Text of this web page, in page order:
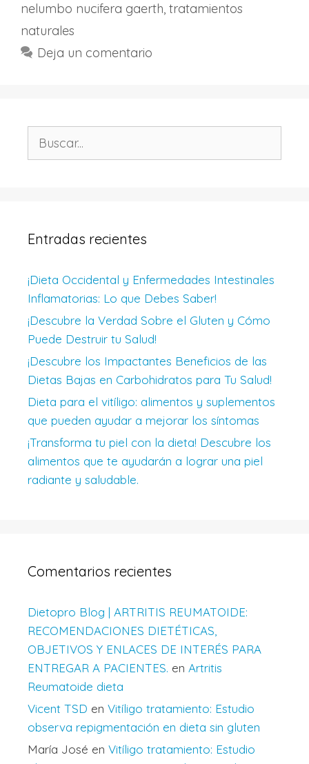
nelumbo nucifera gaerth, tratamientos
naturales
Deja un comentario
Buscar:
Entradas recientes
¡Dieta Occidental y Enfermedades Intestinales
Inflamatorias: Lo que Debes Saber!
¡Descubre la Verdad Sobre el Gluten y Cómo
Puede Destruir tu Salud!
¡Descubre los Impactantes Beneficios de las
Dietas Bajas en Carbohidratos para Tu Salud!
Dieta para el vitíligo: alimentos y suplementos
que pueden ayudar a mejorar los síntomas
¡Transforma tu piel con la dieta! Descubre los
alimentos que te ayudarán a lograr una piel
radiante y saludable.
Comentarios recientes
Dietopro Blog | ARTRITIS REUMATOIDE:
RECOMENDACIONES DIETÉTICAS,
OBJETIVOS Y ENLACES DE INTERÉS PARA
ENTREGAR A PACIENTES. en Artritis
Reumatoide dieta
Vicent TSD en Vitíligo tratamiento: Estudio
observa repigmentación en dieta sin gluten
María José en Vitíligo tratamiento: Estudio